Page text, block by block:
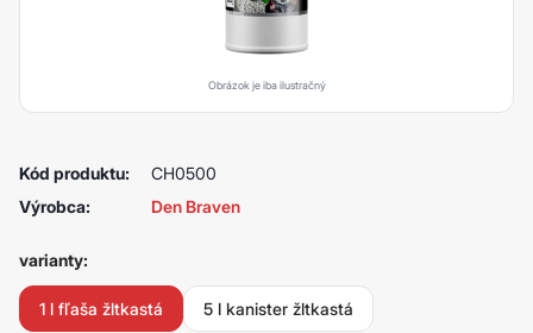
Obrázok je iba ilustračný
Kód produktu:
CH0500
Výrobca:
Den Braven
varianty:
1 l fľaša žltkastá 5 l kanister žltkastá